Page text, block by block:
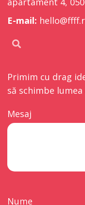
E-mail:
Primim cu drag
să schimbe
Mesaj
Nume